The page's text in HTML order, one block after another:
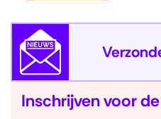
e
s
u
l
t
a
Inschrijven voor